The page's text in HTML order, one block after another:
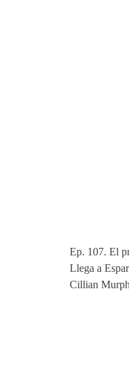
Ep. 107. El
Llega a
Cillian